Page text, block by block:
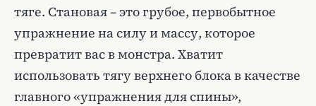
тяге. Становая – это грубое, первобытное
упражнение на силу и массу, которое
превратит вас в монстра. Хватит
использовать тягу верхнего блока в качестве
главного «упражнения для спины»,